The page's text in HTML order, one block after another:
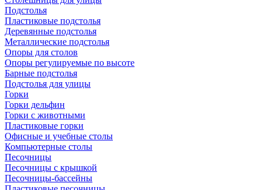
Подстолья
Пластиковые подстолья
Деревянные подстолья
Металлические подстолья
Опоры для столов
Опоры регулируемые по высоте
Барные подстолья
Подстолья для улицы
Горки
Горки дельфин
Горки с животными
Пластиковые горки
Офисные и учебные столы
Компьютерные столы
Песочницы
Песочницы с крышкой
Песочницы-бассейны